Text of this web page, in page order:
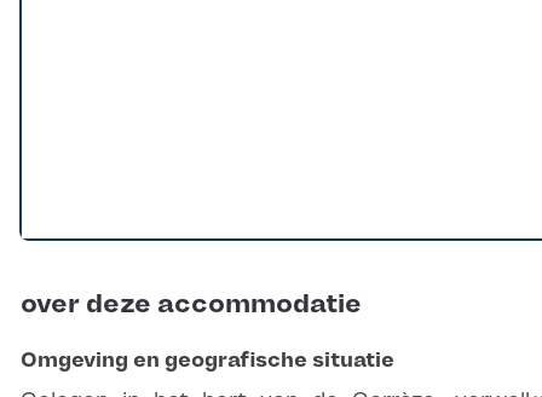
over deze accommodatie
Omgeving en geografische situatie